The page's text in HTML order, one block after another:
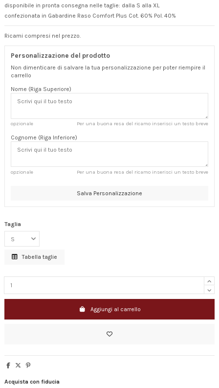
disponibile in pronta consegna nelle taglie: dalla S alla XL
confezionata in Gabardine Raso Comfort Plus Cot. 60% Pol. 40%
Ricami compresi nel prezzo.
Personalizzazione del prodotto
Non dimenticare di salvare la tua personalizzazione per poter riempire il
carrello
Nome (Riga Superiore)
opzionale Per una buona resa del ricamo inserisci un testo breve
Cognome (Riga Inferiore)
opzionale Per una buona resa del ricamo inserisci un testo breve
Salva Personalizzazione
Taglia
Tabella taglie
Aggiungi al carrello
Acquista con fiducia